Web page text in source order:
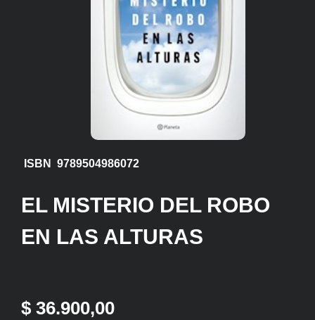
ISBN 9789504986072
EL MISTERIO DEL ROBO
EN LAS ALTURAS
$ 36.900,00